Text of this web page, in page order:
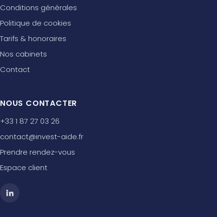
Conditions générales
Politique de cookies
Tarifs & honoraires
Nos cabinets
Contact
NOUS CONTACTER
+33 1 87 27 03 26
contact@invest-aide.fr
Prendre rendez-vous
Espace client